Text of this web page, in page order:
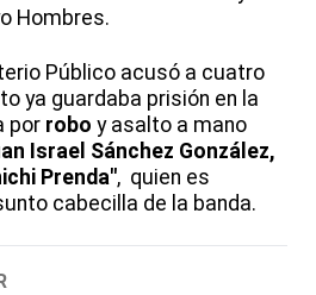
Hombres.
Público acusó a cuatro
ya guardaba prisión en la
por robo y asalto a mano
Israel Sánchez González,
Prenda", quien es
cabecilla de la banda.